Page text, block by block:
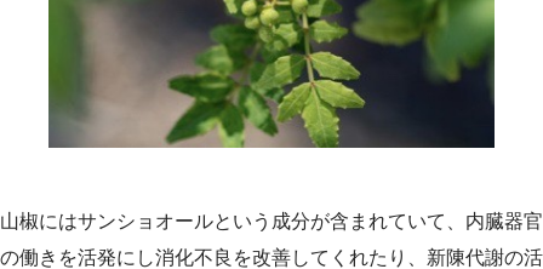
山椒にはサンショオールという成分が含まれていて、内臓器官
の働きを活発にし消化不良を改善してくれたり、新陳代謝の活